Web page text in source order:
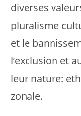
diverses
pluralisme
et le
l’exclusion et
leur nature:
zonale.